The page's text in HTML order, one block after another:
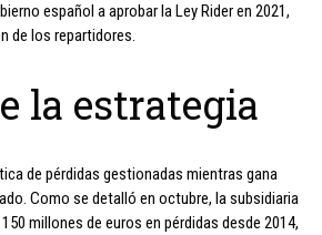
español a aprobar la Ley Rider en 2021,
de los repartidores.
la estrategia
de pérdidas gestionadas mientras gana
Como se detalló en octubre, la subsidiaria
millones de euros en pérdidas desde 2014,